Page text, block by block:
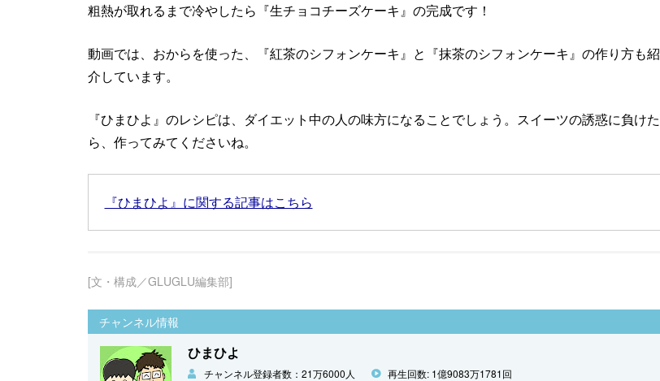
粗熱が取れるまで冷やしたら『生チョコチーズケーキ』の完成です！
動画では、おからを使った、『紅茶のシフォンケーキ』と『抹茶のシフォンケーキ』の作り方も紹
介しています。
『ひまひよ』のレシピは、ダイエット中の人の味方になることでしょう。スイーツの誘惑に負けた
ら、作ってみてくださいね。
『ひまひよ』に関する記事はこちら
[文・構成／GLUGLU編集部]
チャンネル情報
ひまひよ
チャンネル登録者数：21万6000人 再生回数: 1億9083万1781回